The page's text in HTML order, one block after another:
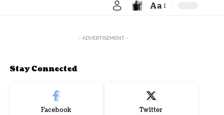
Font
Aa
- ADVERTISEMENT -
Stay Connected
Facebook Twitter